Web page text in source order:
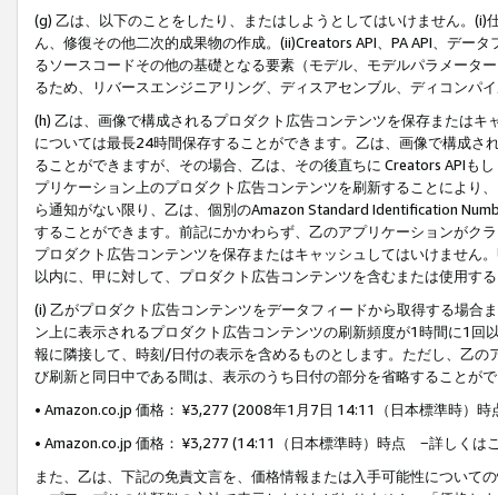
(g) 乙は、以下のことをしたり、またはしようとしてはいけません。
ん、修復その他二次的成果物の作成。(ii)Creators API、PA API、デー
るソースコードその他の基礎となる要素（モデル、モデルパラメータ
るため、リバースエンジニアリング、ディスアセンブル、ディコンパ
(h) 乙は、画像で構成されるプロダクト広告コンテンツを保存または
については最長24時間保存することができます。乙は、画像で構成
ることができますが、その場合、乙は、その後直ちに Creators APIも
プリケーション上のプロダクト広告コンテンツを刷新することにより
ら通知がない限り、乙は、個別のAmazon Standard Identification
することができます。前記にかかわらず、乙のアプリケーションがク
プロダクト広告コンテンツを保存またはキャッシュしてはいけません
以内に、甲に対して、プロダクト広告コンテンツを含むまたは使用す
(i) 乙がプロダクト広告コンテンツをデータフィードから取得する場合
ン上に表示されるプロダクト広告コンテンツの刷新頻度が1時間に1
報に隣接して、時刻/日付の表示を含めるものとします。ただし、乙
び刷新と同日中である間は、表示のうち日付の部分を省略することが
• Amazon.co.jp 価格： ¥3,277 (2008年1月7日 14:11（日本標準時）
• Amazon.co.jp 価格： ¥3,277 (14:11（日本標準時）時点 −詳しくは
また、乙は、下記の免責文言を、価格情報または入手可能性について